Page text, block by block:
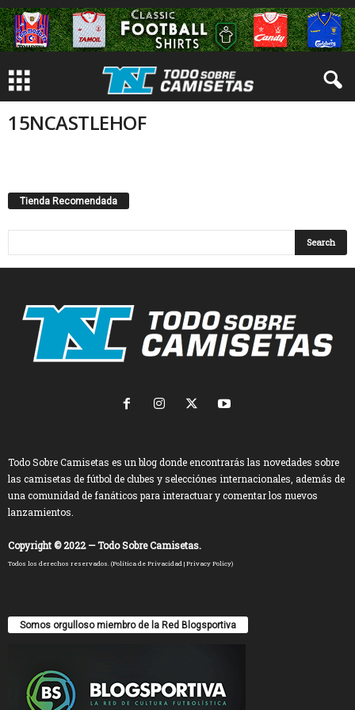
15NCASTLEHOF
Tienda Recomendada
Todo Sobre Camisetas es un blog donde encontrarás las novedades sobre
las camisetas de fútbol de clubes y selecciónes internacionales, además de
una comunidad de fanáticos para interactuar y comentar los nuevos
lanzamientos.
Copyright © 2022 — Todo Sobre Camisetas.
Todos los derechos reservados. (Política de Privacidad | Privacy Policy)
Somos orgulloso miembro de la Red Blogsportiva